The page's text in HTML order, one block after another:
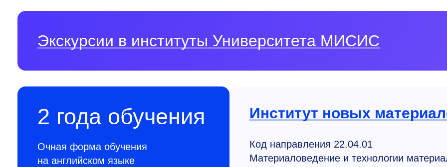
Экскурсии в институты Университета МИСИС
2 года обучения
Очная форма обучения
на английском языке
Институт новых
Код направления 22.04.01
Материаловедение и технологии